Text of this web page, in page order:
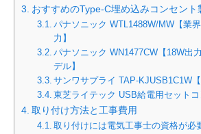
おすすめのType-C埋め込みコンセント
パナソニック WTL1488W/MW【業
力】
パナソニック WN1477CW【18W出
デル】
サンワサプライ TAP-KJUSB1C1W【
東芝ライテック USB給電用セットコ
取り付け方法と工事費用
取り付けには電気工事士の資格が必